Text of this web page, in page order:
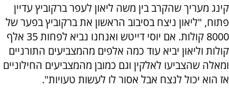
קינג מעריך שהקרב בין משה ליאון לעפר ברקוביץ עדיין
פתוח, "ליאון ניצח בסיבוב הראשון את ברקוביץ בפער של
8000 קולות. אם יוסי דייטש ואנחנו נביא לפחות 35 אלף
קולות וליאון יביא עוד כמה אלפים מהמצביעים התורניים
ומאלה שהצביעו לאלקין וגם כמובן מהמצביעים החילוניים
אז הוא יכול לנצח אבל אסור לו לעשות טעויות".